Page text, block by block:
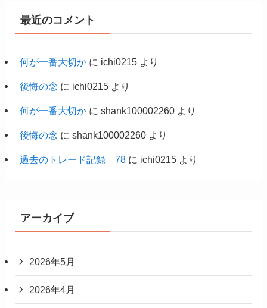
最近のコメント
何が一番大切かに ichi0215より
後悔の念 に ichi0215より
何が一番大切かに shank100002260より
後悔の念 に shank100002260より
過去のトレード記録＿78に ichi0215より
アーカイブ
2026年5月
2026年4月